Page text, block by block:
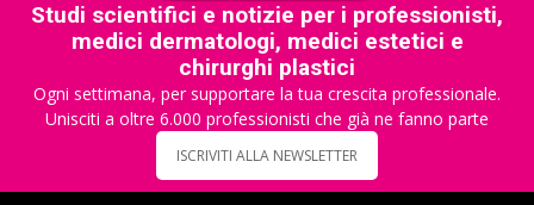
Studi scientifici e notizie per i professionisti,
medici dermatologi, medici estetici e
chirurghi plastici
Ogni settimana, per supportare la tua crescita professionale.
Unisciti a oltre 6.000 professionisti che già ne fanno parte
ISCRIVITI ALLA NEWSLETTER